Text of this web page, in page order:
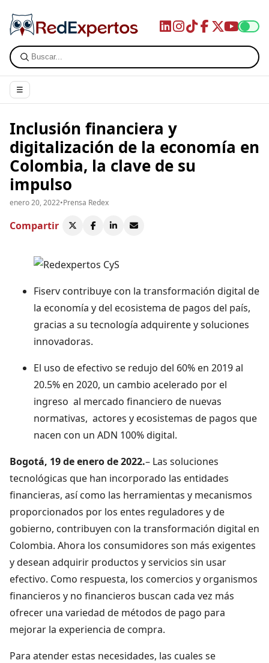
☰
Inclusión financiera y
digitalización de la economía en
Colombia, la clave de su
impulso
enero 20, 2022•Prensa Redex
Compartir
Fiserv contribuye con la transformación digital de
la economía y del ecosistema de pagos del país,
gracias a su tecnología adquirente y soluciones
innovadoras.
El uso de efectivo se redujo del 60% en 2019 al
20.5% en 2020, un cambio acelerado por el
ingreso al mercado financiero de nuevas
normativas, actores y ecosistemas de pagos que
nacen con un ADN 100% digital.
Bogotá, 19 de enero de 2022.– Las soluciones
tecnológicas que han incorporado las entidades
financieras, así como las herramientas y mecanismos
proporcionados por los entes reguladores y de
gobierno, contribuyen con la transformación digital en
Colombia. Ahora los consumidores son más exigentes
y desean adquirir productos y servicios sin usar
efectivo. Como respuesta, los comercios y organismos
financieros y no financieros buscan cada vez más
ofrecer una variedad de métodos de pago para
mejorar la experiencia de compra.
Para atender estas necesidades, las cuales se